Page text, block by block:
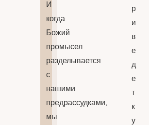
И
когда
Божий
промысел
разделывается
с
нашими
предрассудками,
мы
р
и
в
е
д
е
т
к
у